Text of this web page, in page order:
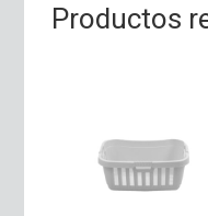
Productos